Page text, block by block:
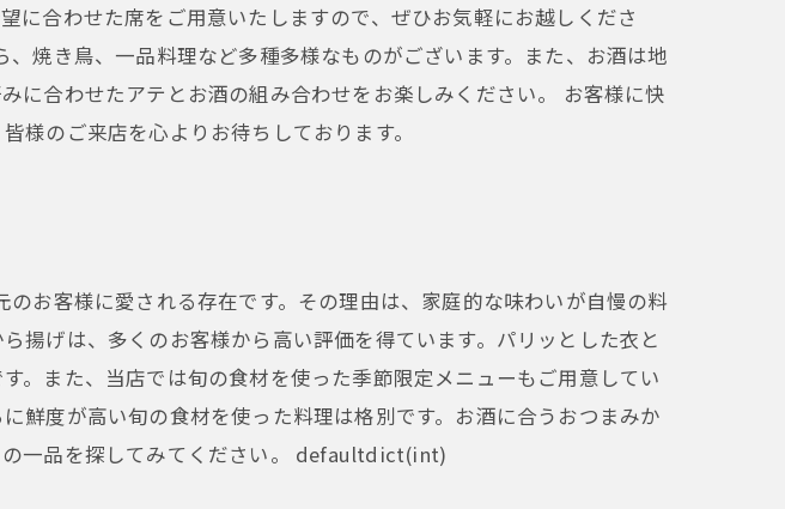
に合わせた席をご用意いたしますので、ぜひお気軽にお越しくださ
焼き鳥、一品料理など多種多様なものがございます。また、お酒は地
に合わせたアテとお酒の組み合わせをお楽しみください。 お客様に快
様のご来店を心よりお待ちしております。
お客様に愛される存在です。その理由は、家庭的な味わいが自慢の料
揚げは、多くのお客様から高い評価を得ています。パリッとした衣と
。また、当店では旬の食材を使った季節限定メニューもご用意してい
鮮度が高い旬の食材を使った料理は格別です。お酒に合うおつまみか
の一品を探してみてください。 defaultdict(int)